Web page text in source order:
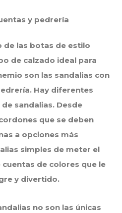
y pedrería
de las botas de estilo
de calzado ideal para
son las sandalias con
Hay diferentes
sandalias. Desde
que se deben
a opciones más
simples de meter el
de colores que le
y divertido.
no son las únicas